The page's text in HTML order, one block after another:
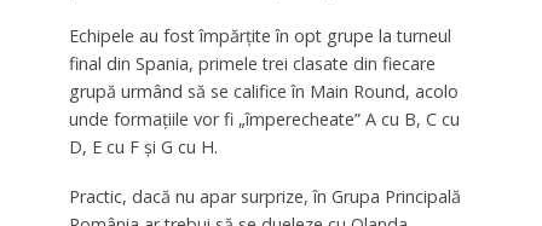
Echipele au fost împărțite în opt grupe la turneul
final din Spania, primele trei clasate din fiecare
grupă urmând să se califice în Main Round, acolo
unde formațiile vor fi „împerecheate” A cu B, C cu
D, E cu F și G cu H.
Practic, dacă nu apar surprize, în Grupa Principală